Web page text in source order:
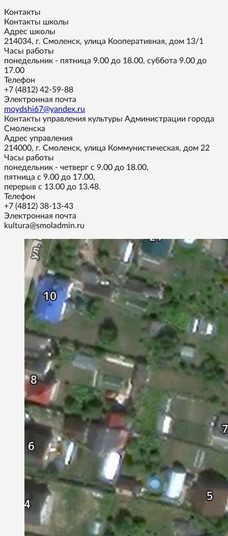
Контакты
Контакты школы
Адрес школы
214034, г. Смоленск, улица Кооперативная, дом 13/1
Часы работы
понедельник - пятница 9.00 до 18.00, суббота 9.00 до
17.00
Телефон
+7 (4812) 42-59-88
Электронная почта
moydshi67@yandex.ru
Контакты управления культуры Администрации города
Смоленска
Адрес управления
214000, г. Смоленск, улица Коммунистическая, дом 22
Часы работы
понедельник - четверг с 9.00 до 18.00,
пятница с 9.00 до 17.00,
перерыв с 13.00 до 13.48.
Телефон
+7 (4812) 38-13-43
Электронная почта
kultura@smoladmin.ru